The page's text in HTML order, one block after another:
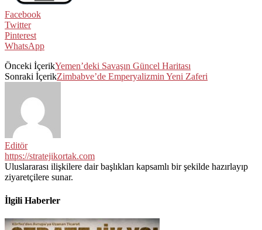
Facebook
Twitter
Pinterest
WhatsApp
Önceki İçerikYemen’deki Savaşın Güncel Haritası
Sonraki İçerikZimbabve’de Emperyalizmin Yeni Zaferi
Editör
https://stratejikortak.com
Uluslararası ilişkilere dair başlıkları kapsamlı bir şekilde hazırlayıp
ziyaretçilere sunar.
İlgili Haberler